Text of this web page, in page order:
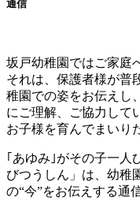
通信
坂戸幼稚園ではご家庭
それは、保護者様が普
稚園での姿をお伝えし
にご理解、ご協力して
お子様を育んでまいり
｢あゆみ｣がその子一人
びつうしん」は、幼稚
の“今”をお伝えする通